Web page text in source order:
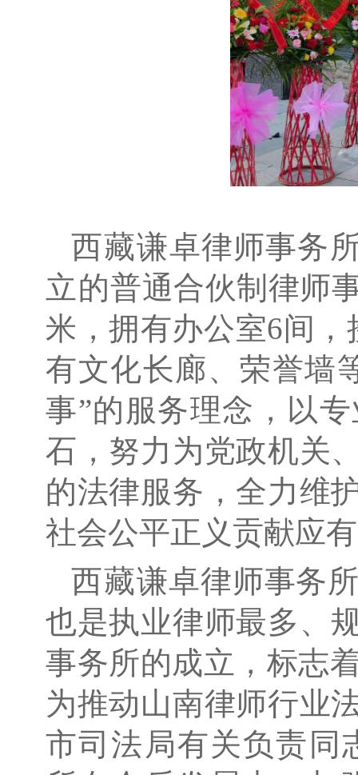
西藏谦卓律师事务
立的普通合伙制律师
米，拥有办公室6间
有文化长廊、荣誉墙
事”的服务理念，以
石，努力为党政机关
的法律服务，全力维
社会公平正义贡献应
西藏谦卓律师事务
也是执业律师最多、
事务所的成立，标志
为推动山南律师行业
市司法局有关负责同